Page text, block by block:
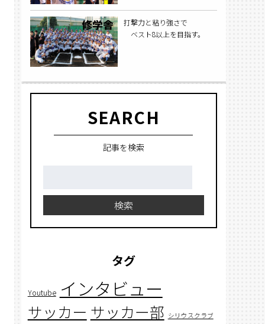
打撃力と粘り強さで
ベスト8以上を目指す。
SEARCH
記事を検索
検索
タグ
Youtube インタビュー
サッカー サッカー部 シリウスクラブ